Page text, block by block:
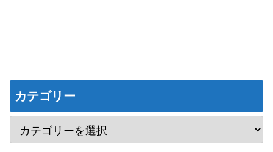
カテゴリー